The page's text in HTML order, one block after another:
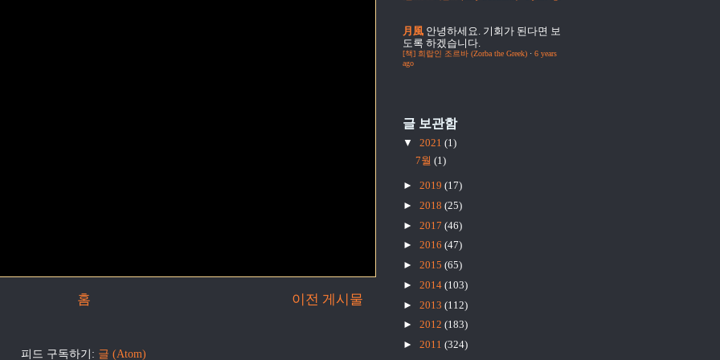
이전 게시물
홈
피드 구독하기: 글 (Atom)
月風 안녕하세요. 기회가 된다면 보
도록 하겠습니다.
[책] 희랍인 조르바 (Zorba the Greek) · 6 years
ago
글 보관함
▼ 2021 (1)
7월 (1)
► 2019 (17)
► 2018 (25)
► 2017 (46)
► 2016 (47)
► 2015 (65)
► 2014 (103)
► 2013 (112)
► 2012 (183)
► 2011 (324)